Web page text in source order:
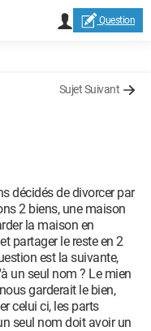
Question
Sujet Suivant
décidés de divorcer par
2 biens, une maison
la maison en
partager le reste en 2
est la suivante,
un seul nom ? Le mien
garderait le bien,
celui ci, les parts
seul nom doit avoir un